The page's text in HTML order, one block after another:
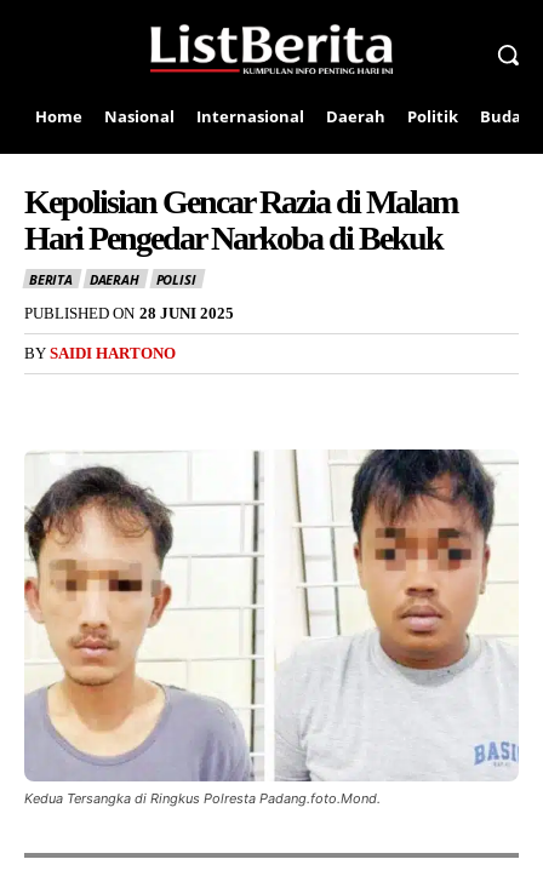
Home Nasional Internasional Daerah Politik Budaya
Kepolisian Gencar Razia di Malam
Hari Pengedar Narkoba di Bekuk
BERITA DAERAH
POLISI
PUBLISHED ON 28 JUNI 2025
BY SAIDI HARTONO
Kedua Tersangka di Ringkus Polresta Padang.foto.Mond.